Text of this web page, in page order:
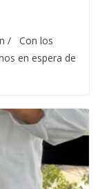
/ Con los
en espera de